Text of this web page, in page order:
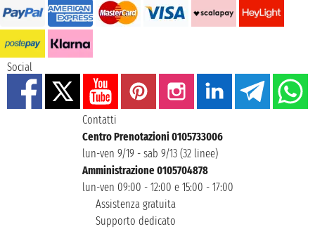
Social
Contatti
Centro Prenotazioni 0105733006
lun-ven 9/19 - sab 9/13 (32 linee)
Amministrazione 0105704878
lun-ven 09:00 - 12:00 e 15:00 - 17:00
Assistenza gratuita
Supporto dedicato